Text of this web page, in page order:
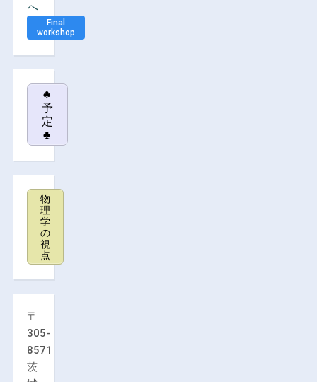
へ
Final
workshop
♣
予
定
♣
物
理
学
の
視
点
〒
305-
8571
茨